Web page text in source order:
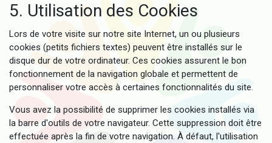
5. Utilisation des Cookies
Lors de votre visite sur notre site Internet, un ou plusieurs
cookies (petits fichiers textes) peuvent être installés sur le
disque dur de votre ordinateur. Ces cookies assurent le bon
fonctionnement de la navigation globale et permettent de
personnaliser votre accès à certaines fonctionnalités du site.
Vous avez la possibilité de supprimer les cookies installés via
la barre d'outils de votre navigateur. Cette suppression doit être
effectuée après la fin de votre navigation. À défaut, l'utilisation